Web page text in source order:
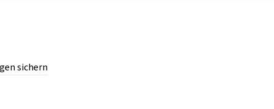
sichern